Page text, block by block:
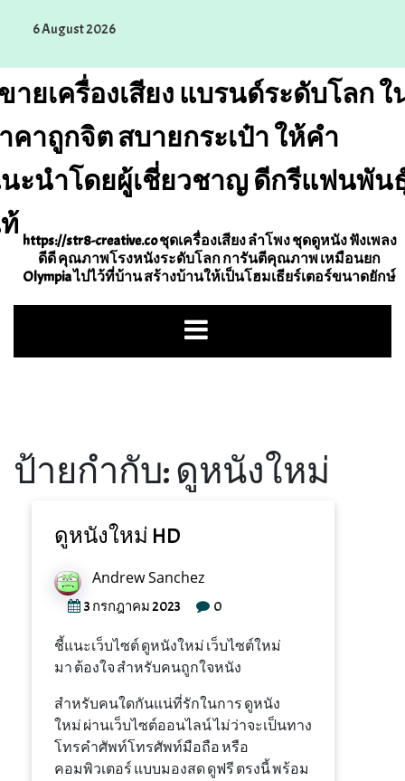
6 August 2026
ายเครื่องเสียง แบรนด์ระดับโลก ใ
คาถูกจิต สบายกระเป๋า ให้คำ
ะนำโดยผู้เชี่ยวชาญ ดีกรีแฟนพัน
https://str8-creative.co ชุดเครื่องเสียง ลำโพง ชุดดูหนัง ฟังเพลง
ดีดี คุณภาพโรงหนังระดับโลก การันตีคุณภาพ เหมือนยก
Olympia ไปไว้ที่บ้าน สร้างบ้านให้เป็นโฮมเธียร์เตอร์ขนาดยักษ์
ป้ายกำกับ:ดูหนังใหม่
ดูหนังใหม่ HD
Andrew Sanchez
3 กรกฎาคม 2023 0
ชี้แนะเว็บไซต์ดูหนังใหม่ เว็บไซต์ใหม่
มา ต้องใจ สำหรับคนถูกใจหนัง
สำหรับคนใดกันแน่ที่รักในการ ดูหนัง
ใหม่ ผ่านเว็บไซต์ออนไลน์ไม่ว่าจะเป็นทาง
โทรคำศัพท์โทรศัพท์มือถือหรือ
คอมพิวเตอร์ แบบมองสดดูฟรี ตรงนี้พร้อม